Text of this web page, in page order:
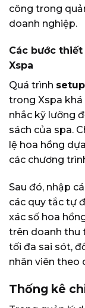
công trong
doanh nghiệp.
Các bước
Xspa
Quá trình
trong Xspa khá
nhắc kỹ lưỡng
sách của spa.
lệ hoa hồng
các chương
Sau đó, nhập
các quy tắc tự
xác số hoa
trên doanh thu
tối đa sai sót,
nhân viên theo
Thống kê